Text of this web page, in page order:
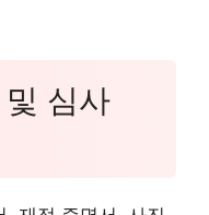
심사